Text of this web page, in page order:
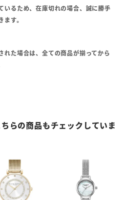
いるため、在庫切れの場合、誠に勝手
す。
れた場合は、全ての商品が揃ってから
らの商品もチェックしていま